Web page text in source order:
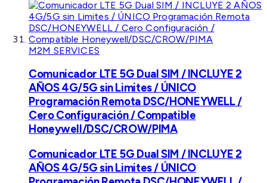
M2M SERVICES
Comunicador LTE 5G Dual SIM / INCLUYE 2
AÑOS 4G/5G sin Limites / ÚNICO
Programación Remota DSC/HONEYWELL /
Cero Configuración / Compatible
Honeywell/DSC/CROW/PIMA
Comunicador LTE 5G Dual SIM / INCLUYE 2
AÑOS 4G/5G sin Limites / ÚNICO